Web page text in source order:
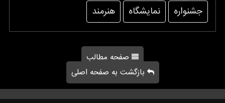
جشنواره
نمایشگاه هنرمند
صفحه مطالب
بازگشت به صفحه اصلی